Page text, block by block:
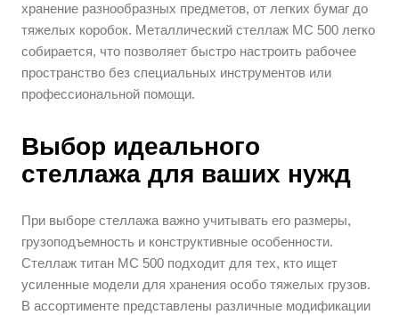
хранение разнообразных предметов, от легких бумаг до
тяжелых коробок. Металлический стеллаж МС 500 легко
собирается, что позволяет быстро настроить рабочее
пространство без специальных инструментов или
профессиональной помощи.
Выбор идеального
стеллажа для ваших нужд
При выборе стеллажа важно учитывать его размеры,
грузоподъемность и конструктивные особенности.
Стеллаж титан МС 500 подходит для тех, кто ищет
усиленные модели для хранения особо тяжелых грузов.
В ассортименте представлены различные модификации